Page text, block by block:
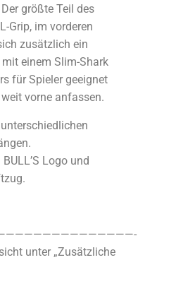
größte Teil des
Grip, im vorderen
zusätzlich ein
einem Slim-Shark
für Spieler geeignet
vorne anfassen.
Logo und
unter „Zusätzliche